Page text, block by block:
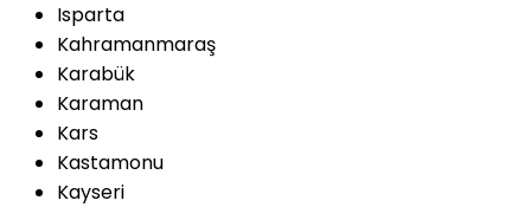
Isparta
Kahramanmaraş
Karabük
Karaman
Kars
Kastamonu
Kayseri